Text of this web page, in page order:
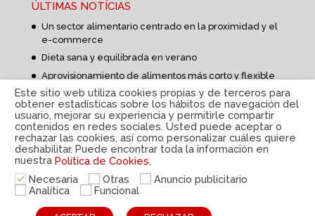
ÚLTIMAS NOTÍCIAS
Un sector alimentario centrado en la proximidad y el
e-commerce
Dieta sana y equilibrada en verano
Aprovisionamiento de alimentos más corto y flexible
Política de privacidad|
cookies| Sistema interno de información|
© Disteco
2022
Este sitio web utiliza cookies propias y de terceros para
obtener estadísticas sobre los hábitos de navegación del
usuario, mejorar su experiencia y permitirle compartir
contenidos en redes sociales. Usted puede aceptar o
rechazar las cookies, así como personalizar cuáles quiere
deshabilitar. Puede encontrar toda la información en
nuestra Política de Cookies.
Necesaria
Otras
Anuncio publicitario
Analítica
Funcional